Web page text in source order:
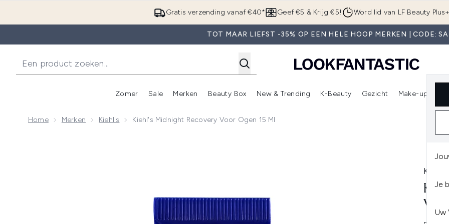
Overslaan naar de hoofdinhoud
Gratis verzending vanaf €40* Geef €5 & Krijg €5! Word lid van LF Beauty Plus+
TOT MAAR LIEFST -35% OP EEN HELE HOOP MERKEN | CODE:
Je
Uw
Zomer
Enter submenu (Zomer)
Sale
Enter submenu (Sale)
Merken
Enter submenu (Merken)
Beauty Box
Enter submenu (Beauty Box)
New & Trending
Enter submenu (New & Trending)
K-Beauty
Enter submenu (K-Beauty)
Gezicht Make-up
Home Merken Kiehl's Kiehl's Midnight Recovery Voor Ogen 15 Ml